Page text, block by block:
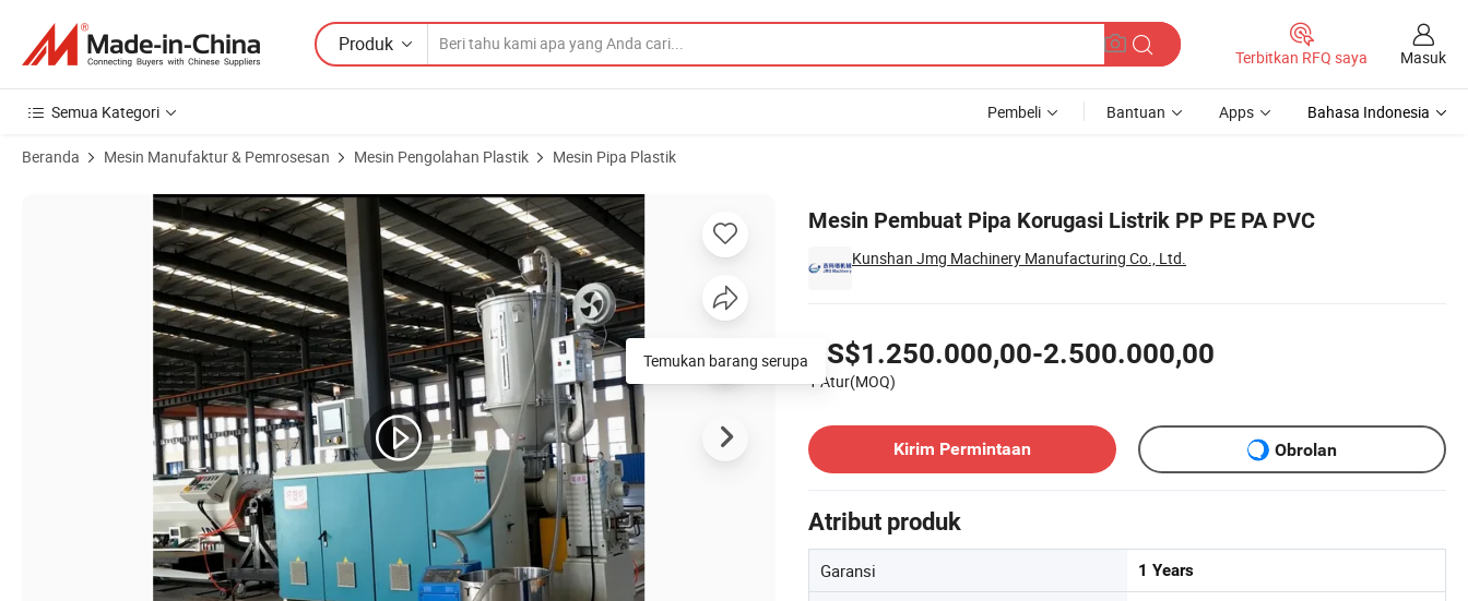
Produk
Terbitkan RFQ saya Masuk
Semua Kategori Pembeli Bantuan Apps Bahasa Indonesia
Beranda Mesin Manufaktur & Pemrosesan Mesin Pengolahan Plastik Mesin Pipa Plastik
Mesin Pembuat Pipa Korugasi Listrik PP PE PA PVC
Kunshan Jmg Machinery Manufacturing Co., Ltd.
US$1.250.000,00-2.500.000,00
1 Atur(MOQ)
Kirim Permintaan
Obrolan
Atribut produk
Garansi 1 Years
Gambar Produk dari Mesin Pembuat Pipa Korugasi Listrik PP PE PA PVC
Temukan barang serupa